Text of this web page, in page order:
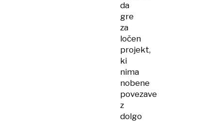
da
gre
za
ločen
projekt,
ki
nima
nobene
povezave
z
dolgo